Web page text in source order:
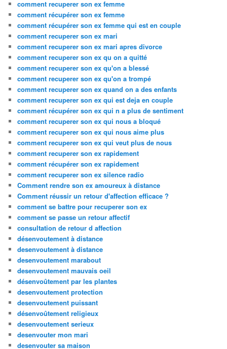
comment recuperer son ex femme
comment récupérer son ex femme
comment récupérer son ex femme qui est en couple
comment recuperer son ex mari
comment recuperer son ex mari apres divorce
comment recuperer son ex qu on a quitté
comment recuperer son ex qu'on a blessé
comment recuperer son ex qu'on a trompé
comment recuperer son ex quand on a des enfants
comment recuperer son ex qui est deja en couple
comment récupérer son ex qui n a plus de sentiment
comment recuperer son ex qui nous a bloqué
comment recuperer son ex qui nous aime plus
comment recuperer son ex qui veut plus de nous
comment recuperer son ex rapidement
comment récupérer son ex rapidement
comment recuperer son ex silence radio
Comment rendre son ex amoureux à distance
Comment réussir un retour d'affection efficace ?
comment se battre pour recuperer son ex
comment se passe un retour affectif
consultation de retour d affection
désenvoutement à distance
desenvoutement à distance
desenvoutement marabout
desenvoutement mauvais oeil
désenvoûtement par les plantes
desenvoutement protection
desenvoutement puissant
désenvoûtement religieux
desenvoutement serieux
desenvouter mon mari
desenvouter sa maison